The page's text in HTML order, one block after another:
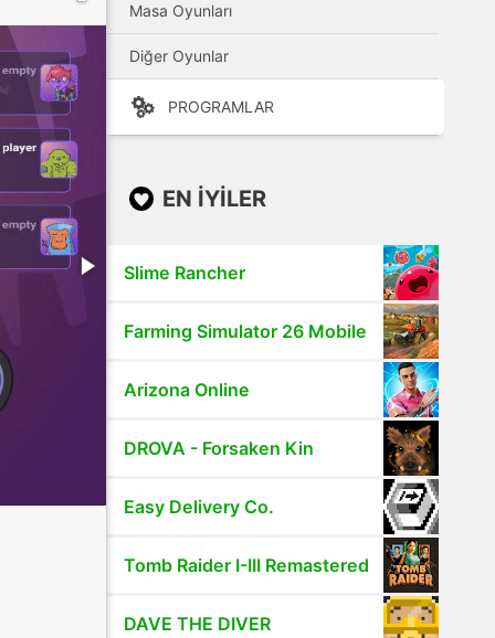
Masa Oyunları
Diğer Oyunlar
PROGRAMLAR
EN IYILER
Slime Rancher
Farming Simulator 26 Mobile
Arizona Online
DROVA - Forsaken Kin
Easy Delivery Co.
Tomb Raider I-III Remastered
DAVE THE DIVER